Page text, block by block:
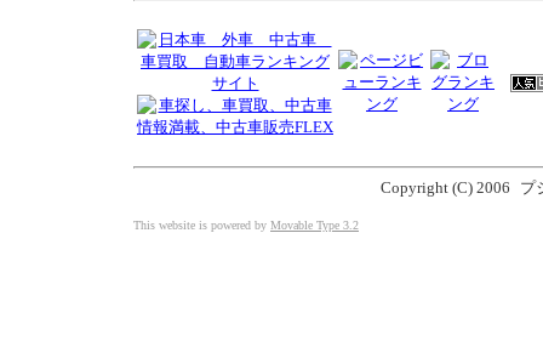
Copyright (C) 2006 プ
This website is powered by Movable Type 3.2